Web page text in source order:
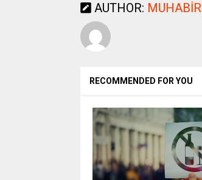
AUTHOR: MUHABIR
RECOMMENDED FOR YOU